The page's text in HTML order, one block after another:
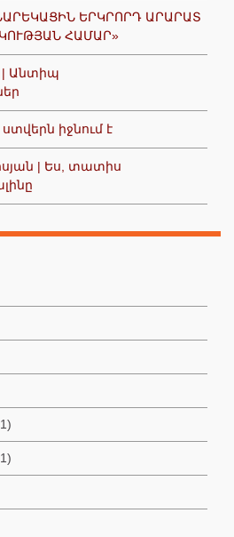
ԵՐԿՐՈՐԴ ԱՐԱՐԱՏ
ՀԱՄԱՐ»
| Անտիպ
իջնում է
| Ես, տատիս